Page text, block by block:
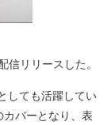
リリースした。
しても活躍してい
バーとなり、表